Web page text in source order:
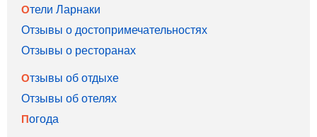
Отели Ларнаки
Отзывы о достопримечательностях
Отзывы о ресторанах
Отзывы об отдыхе
Отзывы об отелях
Погода